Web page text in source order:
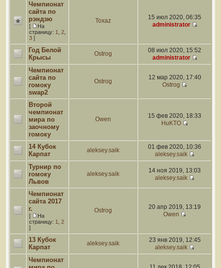
Чемпионат
сайта по
рэндзю
[
На
страницу: 1 2
3 ]
Toxaz
15 июл 2020, 06:35
administrator
Год Белой
Крысы
Ostrog
08 июл 2020, 15:52
administrator
Чемпионат
сайта по
гомоку
swap2
Ostrog
12 мар 2020, 17:40
Ostrog
Второй
чемпионат
мира по
заочному
гомоку
Owen
15 фев 2020, 18:33
HuKTO
14 Кубок
Карпат
aleksey.saik
01 фев 2020, 10:36
aleksey.saik
Турнир по
гомоку
Львов
aleksey.saik
14 ноя 2019, 13:03
aleksey.saik
Чемпионат
сайта 2017
г.
[
На
страницу: 1
2
]
Ostrog
20 апр 2019, 13:19
Owen
13 Кубок
Карпат
aleksey.saik
23 янв 2019, 12:45
aleksey.saik
Чемпионат